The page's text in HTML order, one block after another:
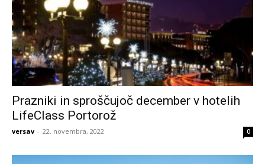
Prazniki in sproščujoč december v hotelih
LifeClass Portorož
versav - 22. novembra, 2022 0